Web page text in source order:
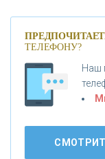
ТЕЛЕФОНУ?
Наш